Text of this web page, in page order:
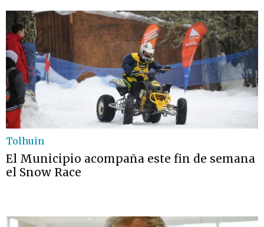
Tolhuin
El Municipio acompaña este fin de semana
el Snow Race